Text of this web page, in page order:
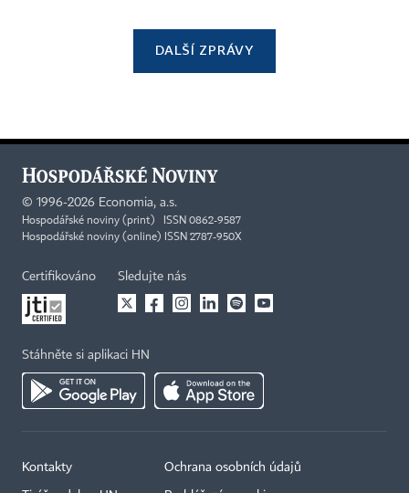
DALŠÍ ZPRÁVY
© 1996-2026 Economia, a.s.
Hospodářské noviny (print) ISSN 0862-9587
Hospodářské noviny (online) ISSN 2787-950X
Certifikováno Sledujte nás
Stáhněte si aplikaci HN
Kontakty Ochrana osobních údajů